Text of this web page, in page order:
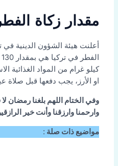
مقدار زكاة
أعلنت هيئة الشؤون الدينية
كيلو غرام من المواد الغذائية
او الأرز، يجب دفعها قبل صلاة
وفي الختام اللهم بلغنا رمضان
وارحمنا وارزقنا وأنت خير
مواضيع ذات صلة :